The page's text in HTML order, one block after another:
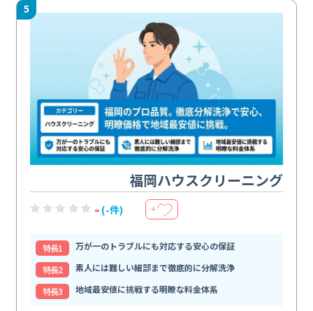
5
福岡ハウスクリーニング
- (-件) ＋
特⻑1
万が一のトラブルにも対応する安心の保証
特⻑2
素人には難しい細部まで徹底的に分解洗浄
特⻑3
地域最安値に挑戦する明瞭な料金体系